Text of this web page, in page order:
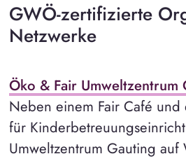
GWÖ-zertifizierte
Netzwerke
Öko & Fair Umweltzentrum
Neben einem Fair Café und
für
Umweltzentrum Gauting auf